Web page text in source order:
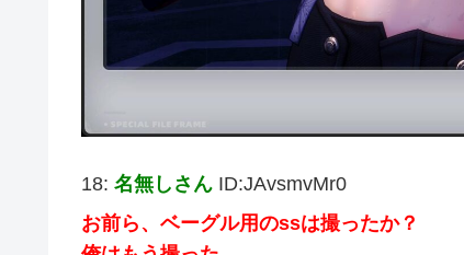
18: 名無しさん ID:JAvsmvMr0
お前ら、ベーグル用のssは撮ったか？